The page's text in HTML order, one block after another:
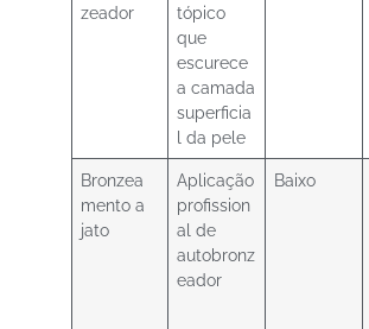
zeador
tópico
que
escurece
a camada
superficia
l da pele
Bronzea
mento a
jato
Aplicação
profission
al de
autobronz
eador
Baixo